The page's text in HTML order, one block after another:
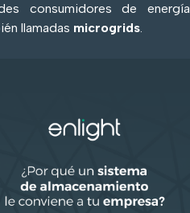
consumidores de energía
llamadas microgrids.